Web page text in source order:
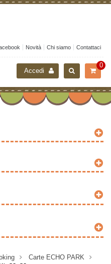
Novità Chi siamo Contattaci
0
Accedi
>
Carte ECHO PARK